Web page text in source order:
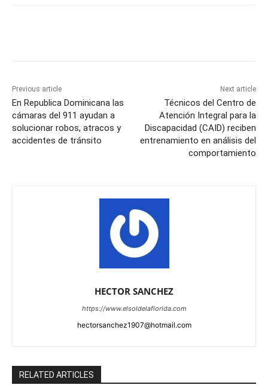
Previous article
En Republica Dominicana las
cámaras del 911 ayudan a
solucionar robos, atracos y
accidentes de tránsito
Next article
Técnicos del Centro de
Atención Integral para la
Discapacidad (CAID) reciben
entrenamiento en análisis del
comportamiento
HECTOR SANCHEZ
https://www.elsoldelaflorida.com
hectorsanchez1907@hotmail.com
RELATED ARTICLES